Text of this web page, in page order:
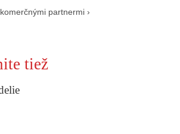
partnermi ›
tiež